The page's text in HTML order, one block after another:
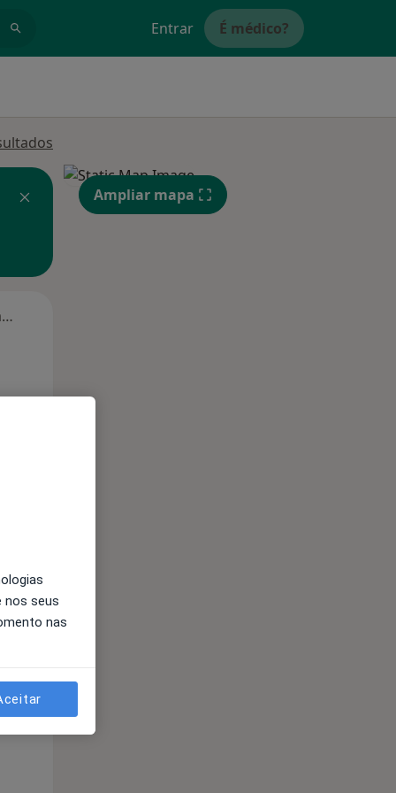
Entrar É médico?
Segunda-feira
Segunda-feira
11 Ago
Ampliar mapa
nos seus
nas